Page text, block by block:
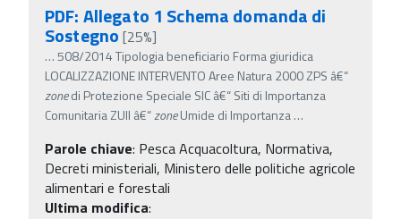
PDF: Allegato 1 Schema domanda di
Sostegno[25%]
…508/2014 Tipologia beneficiario Forma giuridica
LOCALIZZAZIONE INTERVENTO Aree Natura 2000 ZPS â€“
zonedi Protezione Speciale SIC â€“ Siti di Importanza
Comunitaria ZUII â€“zoneUmide di Importanza…
Parole chiave: Pesca Acquacoltura, Normativa,
Decreti ministeriali, Ministero delle politiche agricole
alimentari e forestali
Ultima modifica: